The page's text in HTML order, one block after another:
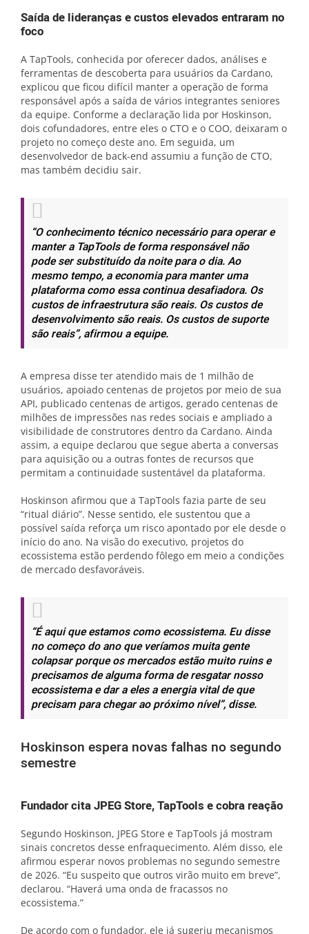
Saída de lideranças e custos elevados entraram no
foco
A TapTools, conhecida por oferecer dados, análises e
ferramentas de descoberta para usuários da Cardano,
explicou que ficou difícil manter a operação de forma
responsável após a saída de vários integrantes seniores
da equipe. Conforme a declaração lida por Hoskinson,
dois cofundadores, entre eles o CTO e o COO, deixaram o
projeto no começo deste ano. Em seguida, um
desenvolvedor de back-end assumiu a função de CTO,
mas também decidiu sair.
“O conhecimento técnico necessário para operar e
manter a TapTools de forma responsável não
pode ser substituído da noite para o dia. Ao
mesmo tempo, a economia para manter uma
plataforma como essa continua desafiadora. Os
custos de infraestrutura são reais. Os custos de
desenvolvimento são reais. Os custos de suporte
são reais”, afirmou a equipe.
A empresa disse ter atendido mais de 1 milhão de
usuários, apoiado centenas de projetos por meio de sua
API, publicado centenas de artigos, gerado centenas de
milhões de impressões nas redes sociais e ampliado a
visibilidade de construtores dentro da Cardano. Ainda
assim, a equipe declarou que segue aberta a conversas
para aquisição ou a outras fontes de recursos que
permitam a continuidade sustentável da plataforma.
Hoskinson afirmou que a TapTools fazia parte de seu
“ritual diário”. Nesse sentido, ele sustentou que a
possível saída reforça um risco apontado por ele desde o
início do ano. Na visão do executivo, projetos do
ecossistema estão perdendo fôlego em meio a condições
de mercado desfavoráveis.
“É aqui que estamos como ecossistema. Eu disse
no começo do ano que veríamos muita gente
colapsar porque os mercados estão muito ruins e
precisamos de alguma forma de resgatar nosso
ecossistema e dar a eles a energia vital de que
precisam para chegar ao próximo nível”, disse.
Hoskinson espera novas falhas no segundo
semestre
Fundador cita JPEG Store, TapTools e cobra reação
Segundo Hoskinson, JPEG Store e TapTools já mostram
sinais concretos desse enfraquecimento. Além disso, ele
afirmou esperar novos problemas no segundo semestre
de 2026. “Eu suspeito que outros virão muito em breve”,
declarou. “Haverá uma onda de fracassos no
ecossistema.”
De acordo com o fundador, ele já sugeriu mecanismos